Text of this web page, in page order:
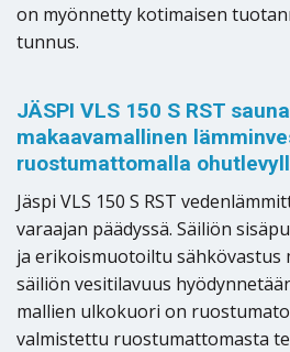
on myönnetty kotimaisen
tunnus.
JÄSPI VLS 150 S RST
makaavamallinen
ruostumattomalla
Jäspi VLS 150 S RST
varaajan päädyssä. Säiliön
ja erikoismuotoiltu sähkövastus
säiliön vesitilavuus
mallien ulkokuori on
valmistettu ruostumattomasta